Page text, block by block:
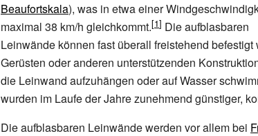
Beaufortskala), was in etwa einer
maximal 38 km/h gleichkommt.
Die aufblasbaren
Leinwände können fast überall freistehend
Gerüsten oder anderen unterstützenden
die Leinwand aufzuhängen oder auf Wasser
wurden im Laufe der Jahre zunehmend günstiger,
Die aufblasbaren Leinwände werden vor allem bei